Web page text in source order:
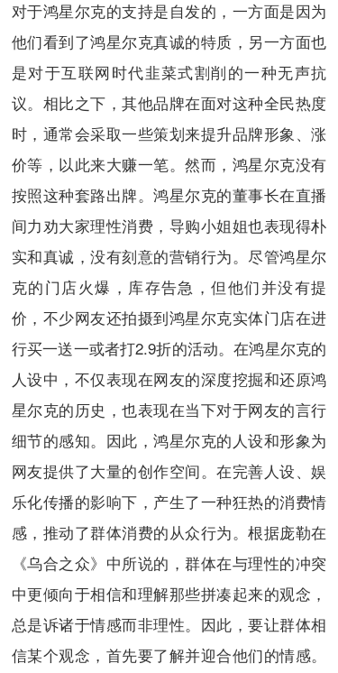
对于鸿星尔克的支持是自发的，一方面是因为
他们看到了鸿星尔克真诚的特质，另一方面也
是对于互联网时代韭菜式割削的一种无声抗
议。相比之下，其他品牌在面对这种全民热度
时，通常会采取一些策划来提升品牌形象、涨
价等，以此来大赚一笔。然而，鸿星尔克没有
按照这种套路出牌。鸿星尔克的董事长在直播
间力劝大家理性消费，导购小姐姐也表现得朴
实和真诚，没有刻意的营销行为。尽管鸿星尔
克的门店火爆，库存告急，但他们并没有提
价，不少网友还拍摄到鸿星尔克实体门店在进
行买一送一或者打2.9折的活动。在鸿星尔克的
人设中，不仅表现在网友的深度挖掘和还原鸿
星尔克的历史，也表现在当下对于网友的言行
细节的感知。因此，鸿星尔克的人设和形象为
网友提供了大量的创作空间。在完善人设、娱
乐化传播的影响下，产生了一种狂热的消费情
感，推动了群体消费的从众行为。根据庞勒在
《乌合之众》中所说的，群体在与理性的冲突
中更倾向于相信和理解那些拼凑起来的观念，
总是诉诸于情感而非理性。因此，要让群体相
信某个观念，首先要了解并迎合他们的情感。